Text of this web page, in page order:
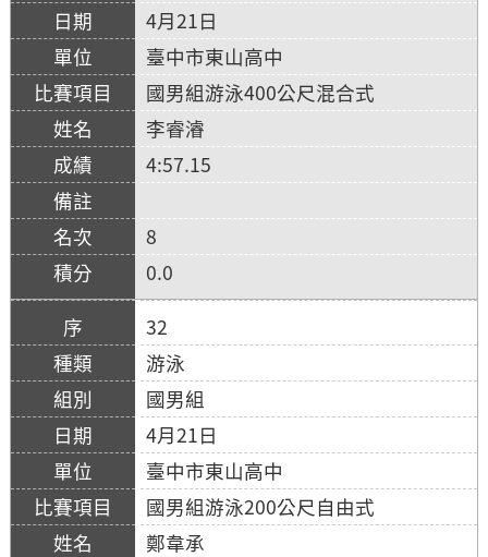
4月21日
臺中市東山高中
國男組游泳400公尺混合式
李睿濬
4:57.15
8
0.0
32
游泳
國男組
4月21日
臺中市東山高中
國男組游泳200公尺自由式
鄭韋承